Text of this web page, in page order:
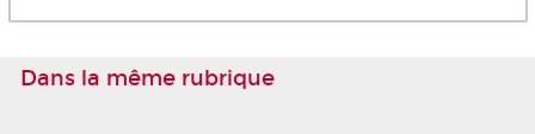
Dans la même rubrique